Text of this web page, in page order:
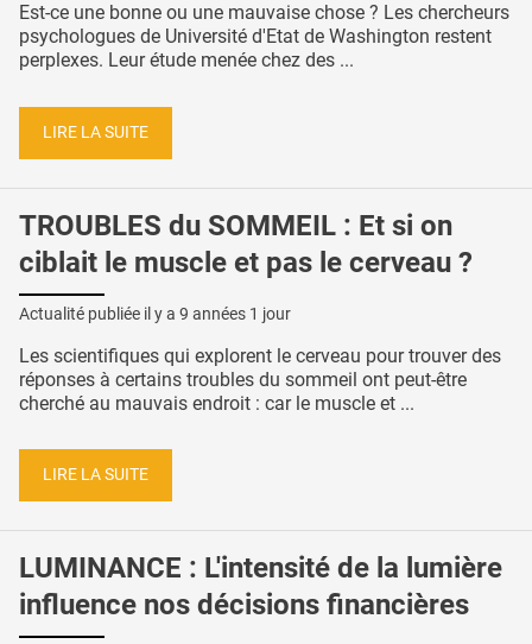
Est-ce une bonne ou une mauvaise chose ? Les chercheurs
psychologues de Université d'Etat de Washington restent
perplexes. Leur étude menée chez des ...
LIRE LA SUITE
TROUBLES du SOMMEIL : Et si on
ciblait le muscle et pas le cerveau ?
Actualité publiée il y a 9 années 1 jour
Les scientifiques qui explorent le cerveau pour trouver des
réponses à certains troubles du sommeil ont peut-être
cherché au mauvais endroit : car le muscle et ...
LIRE LA SUITE
LUMINANCE : L'intensité de la lumière
influence nos décisions financières